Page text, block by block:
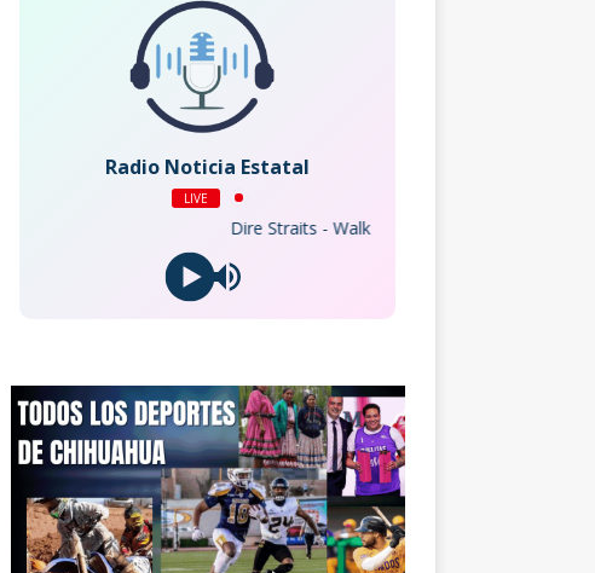
Radio Noticia Estatal
LIVE
Dire Straits - Walk Of Life (Live Version)